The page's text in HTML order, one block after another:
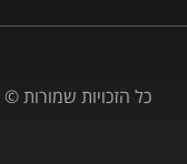
כל הזכויות שמורות ©